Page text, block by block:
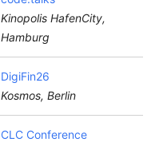
Kinopolis HafenCity,
Hamburg
DigiFin26
Kosmos, Berlin
CLC Conference